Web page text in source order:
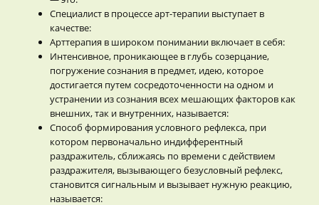
Специалист в процессе арт-терапии выступает в
качестве:
Арттерапия в широком понимании включает в себя:
Интенсивное, проникающее в глубь созерцание,
погружение сознания в предмет, идею, которое
достигается путем сосредоточенности на одном и
устранении из сознания всех мешающих факторов как
внешних, так и внутренних, называется:
Способ формирования условного рефлекса, при
котором первоначально индифферентный
раздражитель, сближаясь по времени с действием
раздражителя, вызывающего безусловный рефлекс,
становится сигнальным и вызывает нужную реакцию,
называется: